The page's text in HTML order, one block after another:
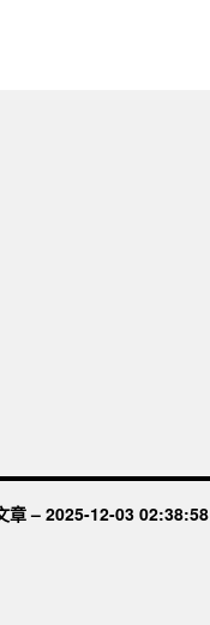
章 – 2025-12-03 02:38:58